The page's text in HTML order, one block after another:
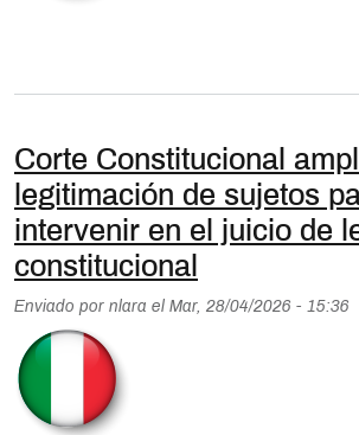
Corte Constitucional
legitimación de sujetos
intervenir en el juicio de
constitucional
Enviado por nlara el Mar, 28/04/2026 - 15:36